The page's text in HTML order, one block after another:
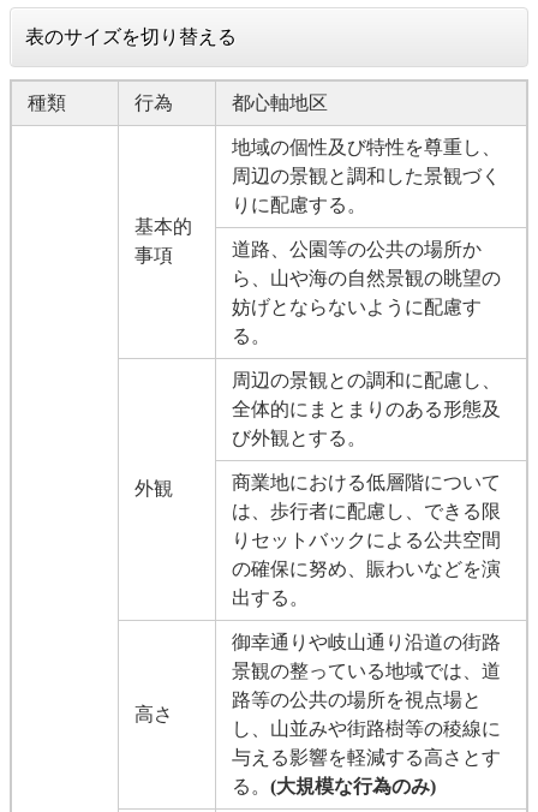
表のサイズを切り替える
種類 行為 都心軸地区
基本的
事項
地域の個性及び特性を尊重し、
周辺の景観と調和した景観づく
りに配慮する。
道路、公園等の公共の場所か
ら、山や海の自然景観の眺望の
妨げとならないように配慮す
る。
外観
周辺の景観との調和に配慮し、
全体的にまとまりのある形態及
び外観とする。
商業地における低層階について
は、歩行者に配慮し、できる限
りセットバックによる公共空間
の確保に努め、賑わいなどを演
出する。
高さ
御幸通りや岐山通り沿道の街路
景観の整っている地域では、道
路等の公共の場所を視点場と
し、山並みや街路樹等の稜線に
与える影響を軽減する高さとす
る。 (大規模な行為のみ)